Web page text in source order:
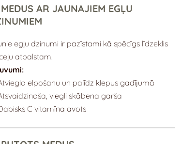
AR JAUNAJIEM EGĻU
egļu dzinumi ir pazīstami kā spēcīgs līdzeklis
atbalstam.
elpošanu un palīdz klepus gadījumā
viegli skābena garša
C vitamīna avots